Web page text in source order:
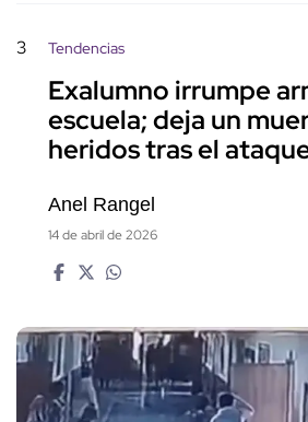
3 Tendencias
Exalumno irrumpe
escuela; deja un
heridos tras el
Anel Rangel
14 de abril de 2026